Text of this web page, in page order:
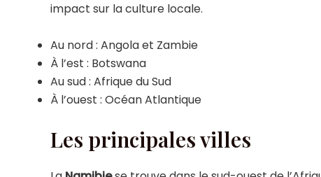
impact sur la culture locale.
Au nord : Angola et Zambie
À l’est : Botswana
Au sud : Afrique du Sud
À l’ouest : Océan Atlantique
Les principales villes